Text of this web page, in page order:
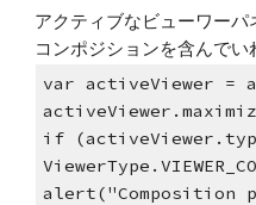
アクティブなビューワー
コンポジションを含んでい
var activeViewer =
if